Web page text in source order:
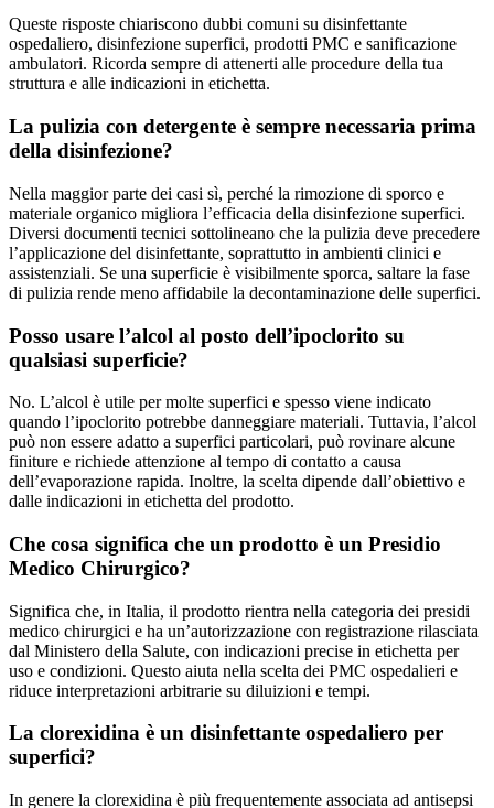
Queste risposte chiariscono dubbi comuni su disinfettante
ospedaliero, disinfezione superfici, prodotti PMC e sanificazione
ambulatori. Ricorda sempre di attenerti alle procedure della tua
struttura e alle indicazioni in etichetta.
La pulizia con detergente è sempre necessaria prima
della disinfezione?
Nella maggior parte dei casi sì, perché la rimozione di sporco e
materiale organico migliora l’efficacia della disinfezione superfici.
Diversi documenti tecnici sottolineano che la pulizia deve precedere
l’applicazione del disinfettante, soprattutto in ambienti clinici e
assistenziali. Se una superficie è visibilmente sporca, saltare la fase
di pulizia rende meno affidabile la decontaminazione delle superfici.
Posso usare l’alcol al posto dell’ipoclorito su
qualsiasi superficie?
No. L’alcol è utile per molte superfici e spesso viene indicato
quando l’ipoclorito potrebbe danneggiare materiali. Tuttavia, l’alcol
può non essere adatto a superfici particolari, può rovinare alcune
finiture e richiede attenzione al tempo di contatto a causa
dell’evaporazione rapida. Inoltre, la scelta dipende dall’obiettivo e
dalle indicazioni in etichetta del prodotto.
Che cosa significa che un prodotto è un Presidio
Medico Chirurgico?
Significa che, in Italia, il prodotto rientra nella categoria dei presidi
medico chirurgici e ha un’autorizzazione con registrazione rilasciata
dal Ministero della Salute, con indicazioni precise in etichetta per
uso e condizioni. Questo aiuta nella scelta dei PMC ospedalieri e
riduce interpretazioni arbitrarie su diluizioni e tempi.
La clorexidina è un disinfettante ospedaliero per
superfici?
In genere la clorexidina è più frequentemente associata ad antisepsi